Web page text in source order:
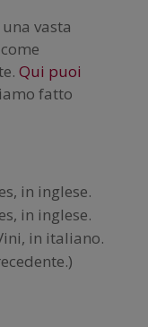
vasta
Qui puoi
fatto
in inglese.
in inglese.
in italiano.